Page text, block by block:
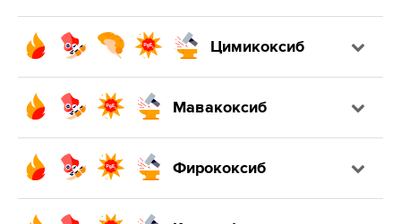
Цимикоксиб
Мавакоксиб
Фирококсиб